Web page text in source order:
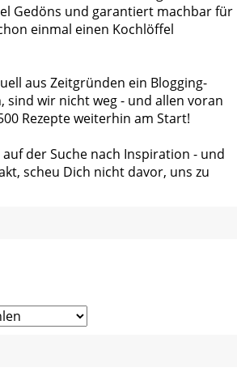
Gedöns und garantiert machbar für
einmal einen Kochlöffel
aus Zeitgründen ein Blogging-
sind wir nicht weg - und allen voran
Rezepte weiterhin am Start!
der Suche nach Inspiration - und
scheu Dich nicht davor, uns zu